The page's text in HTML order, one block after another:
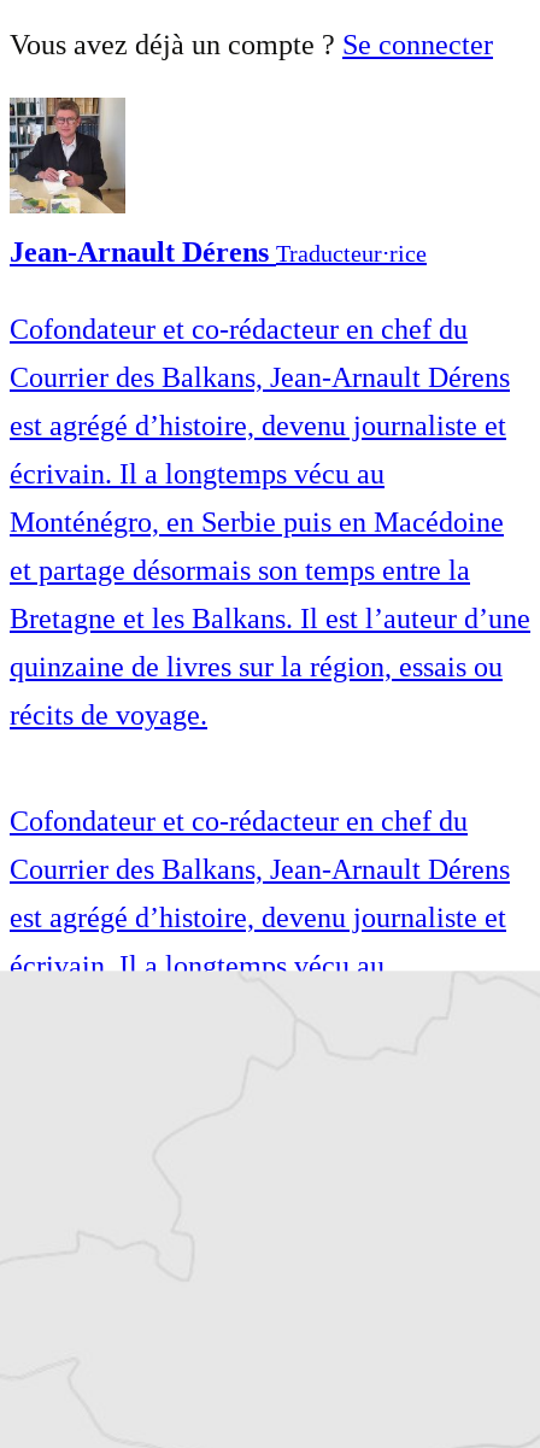
Vous avez déjà un compte ? Se connecter
Jean-Arnault Dérens Traducteur⋅rice
Cofondateur et co-rédacteur en chef du
Courrier des Balkans, Jean-Arnault Dérens
est agrégé d’histoire, devenu journaliste et
écrivain. Il a longtemps vécu au
Monténégro, en Serbie puis en Macédoine
et partage désormais son temps entre la
Bretagne et les Balkans. Il est l’auteur d’une
quinzaine de livres sur la région, essais ou
récits de voyage.
Cofondateur et co-rédacteur en chef du
Courrier des Balkans, Jean-Arnault Dérens
est agrégé d’histoire, devenu journaliste et
écrivain. Il a longtemps vécu au